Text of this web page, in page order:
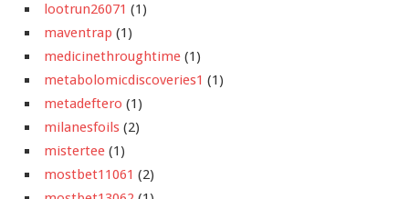
lootrun26071 (1)
maventrap (1)
medicinethroughtime (1)
metabolomicdiscoveries1 (1)
metadeftero (1)
milanesfoils (2)
mistertee (1)
mostbet11061 (2)